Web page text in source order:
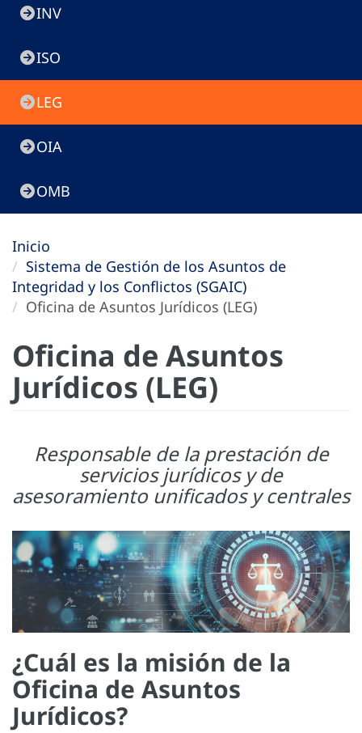
INV
ISO
LEG
OIA
OMB
Inicio
Sistema de Gestión de los Asuntos de
Integridad y los Conflictos (SGAIC)
Oficina de Asuntos Jurídicos (LEG)
Oficina de Asuntos
Jurídicos (LEG)
Responsable de la prestación de
servicios jurídicos y de
asesoramiento unificados y centrales
¿Cuál es la misión de la
Oficina de Asuntos
Jurídicos?